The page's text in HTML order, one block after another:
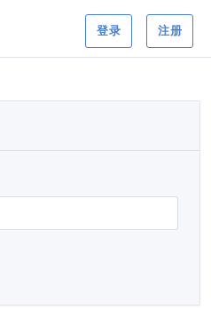
登录 注册